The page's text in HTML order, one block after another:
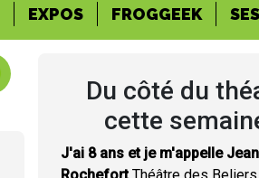
EXPOS FROGGEEK
Du côté du
cette
J'ai 8 ans et je m'appelle Jean